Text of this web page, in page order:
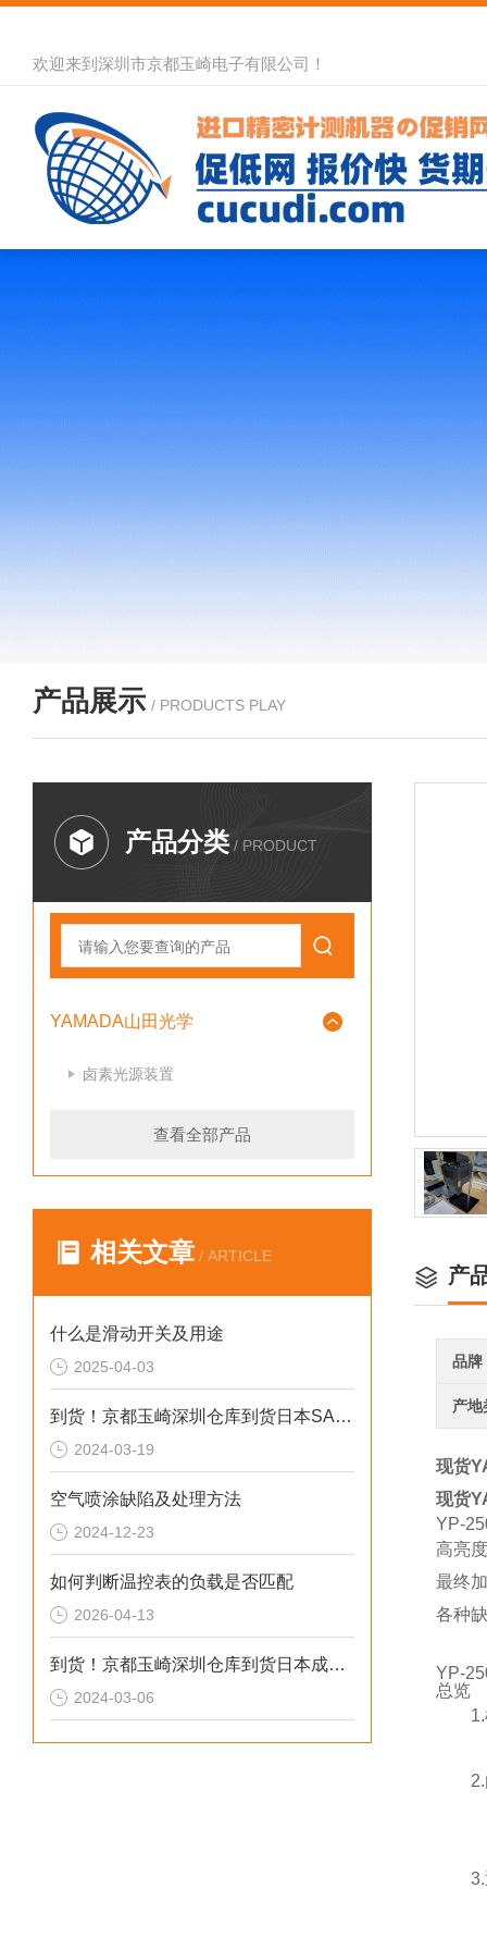
欢迎来到深圳市京都玉崎电子有限公司！
产品展示 / PRODUCTS PLAY
产品分类 / PRODUCT
YAMADA山田光学
卤素光源装置
查看全部产品
相关文章 / ARTICLE
什么是滑动开关及用途
2025-04-03
到货！京都玉崎深圳仓库到货日本SANKO测厚仪SWT-7000Ⅲ
2024-03-19
空气喷涂缺陷及处理方法
2024-12-23
如何判断温控表的负载是否匹配
2026-04-13
到货！京都玉崎深圳仓库到货日本成茂NARISHIG 测试仪PC-100
2024-03-06
产
品牌
产地
现货
现货
YP-
高亮
最终
各种
YP-
总览
1.样
2.由
3.通